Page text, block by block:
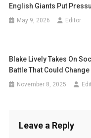
English Giants Put
May 9, 2026 Editor
Blake Lively Takes On
Battle That Could
November 8, 2025
Leave a Reply